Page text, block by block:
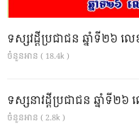
ទស្សវដ្តីប្រជាជន ឆ្នាំទី២៦ ល
ចំនួនអាន ( 18.4k )
ទស្សនាវដ្ដីប្រជាជន ឆ្នាំទី២
ចំនួនអាន ( 2.8k )